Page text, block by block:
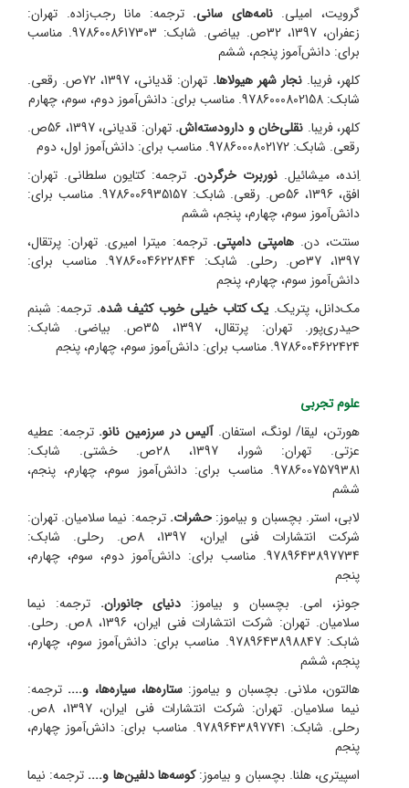
گرویت، امیلی.نامه‌های سانی. ترجمه: مانا رجب‌زاده. تهران:
زعفران، 1397، 32ص. بیاضی. شابک: 9786008617303. مناسب
برای: دانش‌آموز پنجم، ششم
کلهر، فریبا.نجار شهر هیولاها.
تهران: قدیانی، 1397، 72ص. رقعی.
شابک: 9786000802158. مناسب برای: دانش‌آموز دوم، سوم، چهارم
کلهر، فریبا. نقلی‌خان و دارو‌دسته‌اش.
تهران: قدیانی، 1397، 56ص.
رقعی. شابک: 9786000802172. مناسب برای: دانش‌آموز اول، دوم
اِنده، میشائیل.نوربرت خر‌گردن. ترجمه: کتایون سلطانی. تهران:
افق، 1396، 56ص. رقعی. شابک: 9786006935157. مناسب برای:
دانش‌آموز سوم، چهارم، پنجم، ششم
سنتت، دن. هامپتی دامپتی. ترجمه: میترا امیری. تهران: پرتقال،
1397، 37ص. رحلی. شابک: 9786004622844. مناسب برای:
دانش‌آموز سوم، چهارم، پنجم
مک‌دانل، پتریک. یک کتاب خیلی خوب کثیف شده. ترجمه: شبنم
حیدری‌پور.
تهران: پرتقال، 1397، 35ص. بیاضی. شابک:
9786004622424. مناسب برای: دانش‌آموز سوم، چهارم، پنجم
علوم تجربی
هورتن، لیقا/ لونگ، استفان.آلیس در سرزمین نانو. ترجمه: عطیه
عزتی.
تهران: شورا، 1397، 28ص. خشتی. شابک:
9786007579381. مناسب برای: دانش‌آموز سوم، چهارم، پنجم،
ششم
لابی، استر. بچسبان و بیاموز:حشرات. ترجمه: نیما سلامیان. تهران:
شرکت انتشارات فنی ایران، 1397، 8ص. رحلی. شابک:
9789643897734. مناسب برای: دانش‌آموز دوم، سوم، چهارم،
پنجم
جونز، امی. بچسبان و بیاموز: دنیای جانوران. ترجمه: نیما
سلامیان.
تهران: شرکت انتشارات فنی ایران، 1396، 8ص. رحلی.
شابک: 9789643898847. مناسب برای: دانش‌آموز سوم، چهارم،
پنجم، ششم
هالتون، ملانی. بچسبان و بیاموز:ستاره‌ها، سیاره‌ها، و.... ترجمه:
نیما سلامیان.
تهران: شرکت انتشارات فنی ایران، 1397، 8ص.
رحلی. شابک: 9789643897741. مناسب برای: دانش‌آموز چهارم،
پنجم
اسپیتری، هلنا. بچسبان و بیاموز:کوسه‌ها دلفین‌ها و.... ترجمه: نیما